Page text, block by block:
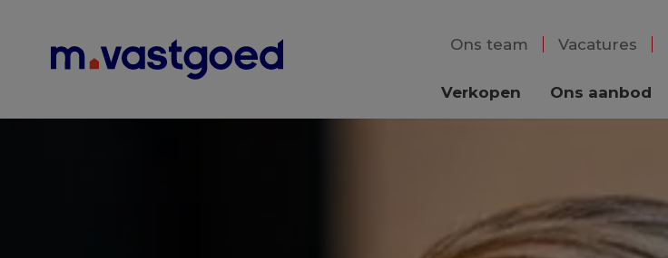
Ons team
Vacatures
Verkopen Ons aanbod